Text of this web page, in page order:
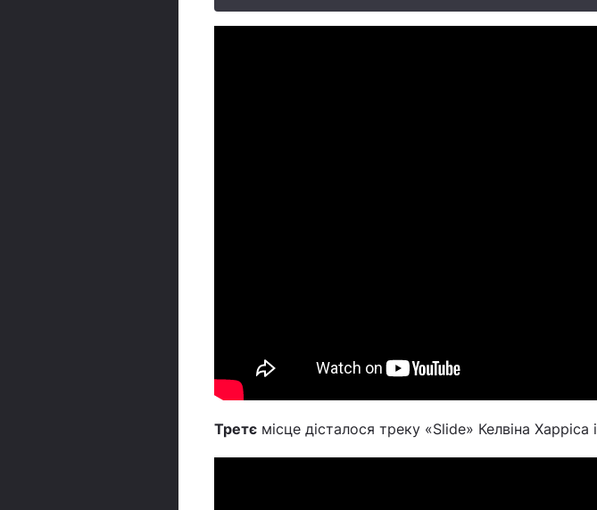
Третє місце дісталося треку «Slide» Келвіна